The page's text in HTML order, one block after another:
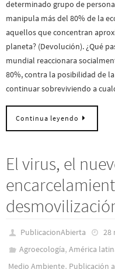
determinado grupo de
manipula más del 80% de la
aquellos que concentran
planeta? (Devolución). ¿Qué
mundial reaccionara
80%, contra la posibilidad de
continuar sobreviviendo a
Continua leyendo
El virus, el
PublicacionAbierta
28
Agroecología,América
Medio Ambiente, Publicación